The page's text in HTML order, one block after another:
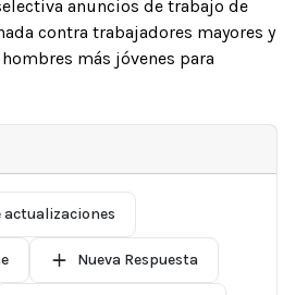
anuncios de trabajo de
contra trabajadores mayores y
más jóvenes para
Nueva Respuesta